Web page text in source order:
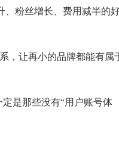
、粉丝增长、费用减半的
，让再小的品牌都能有属
是那些没有“用户账号体